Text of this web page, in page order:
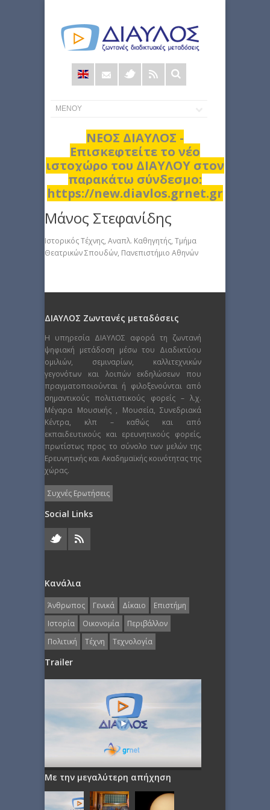
Φόρμα
αναζήτησης
ΝΕΟΣ ΔΙΑΥΛΟΣ -
Επισκεφτείτε το νέο
ιστοχώρο του ΔΙΑΥΛΟΥ στον
παρακάτω σύνδεσμο:
https://new.diavlos.grnet.gr
Μάνος Στεφανίδης
Ιστορικός Τέχνης, Αναπλ. Καθηγητής, Τµήµα
Θεατρικών Σπουδών, Πανεπιστήµιο Αθηνών
ΔΙΑΥΛΟΣ Ζωντανές μεταδόσεις
Η υπηρεσία ΔΙΑΥΛΟΣ αφορά τη ζωντανή
ψηφιακή μετάδοση μέσω του Διαδικτύου
ομιλιών, σεμιναρίων, καλλιτεχνικών
γεγονότων και λοιπών εκδηλώσεων που
πραγματοποιούνται ή φιλοξενούνται από
σημαντικούς πολιτιστικούς φορείς – λ.χ.
Μέγαρα Μουσικής , Μουσεία, Συνεδριακά
Κέντρα, κλπ – καθώς και από
εκπαιδευτικούς και ερευνητικούς φορείς,
πρωτίστως προς το σύνολο των μελών της
Ερευνητικής και Ακαδημαϊκής κοινότητας της
χώρας.
Συχνές Ερωτήσεις
Social Links
Κανάλια
Άνθρωπος Γενικά Δίκαιο
Επιστήμη
Ιστορία
Οικονομία
Περιβάλλον
Πολιτική
Τέχνη Τεχνολογία
Trailer
Με την μεγαλύτερη απήχηση